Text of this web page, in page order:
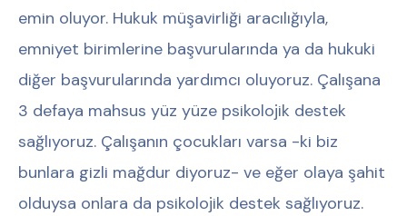
emin oluyor. Hukuk müşavirliği aracılığıyla,
emniyet birimlerine başvurularında ya da hukuki
diğer başvurularında yardımcı oluyoruz. Çalışana
3 defaya mahsus yüz yüze psikolojik destek
sağlıyoruz. Çalışanın çocukları varsa -ki biz
bunlara gizli mağdur diyoruz- ve eğer olaya şahit
olduysa onlara da psikolojik destek sağlıyoruz.